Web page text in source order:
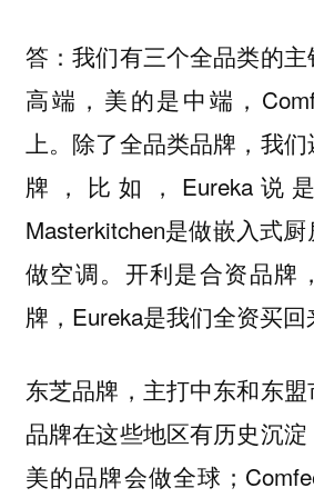
答：我们有三个全品类的
高端，美的是中端，
上。除了全品类品牌，我
牌，比如，Eureka说
Masterkitchen是做嵌入式
做空调。开利是合资品牌
牌，Eureka是我们全资买回
东芝品牌，主打中东和东
品牌在这些地区有历史沉淀
美的品牌会做全球；